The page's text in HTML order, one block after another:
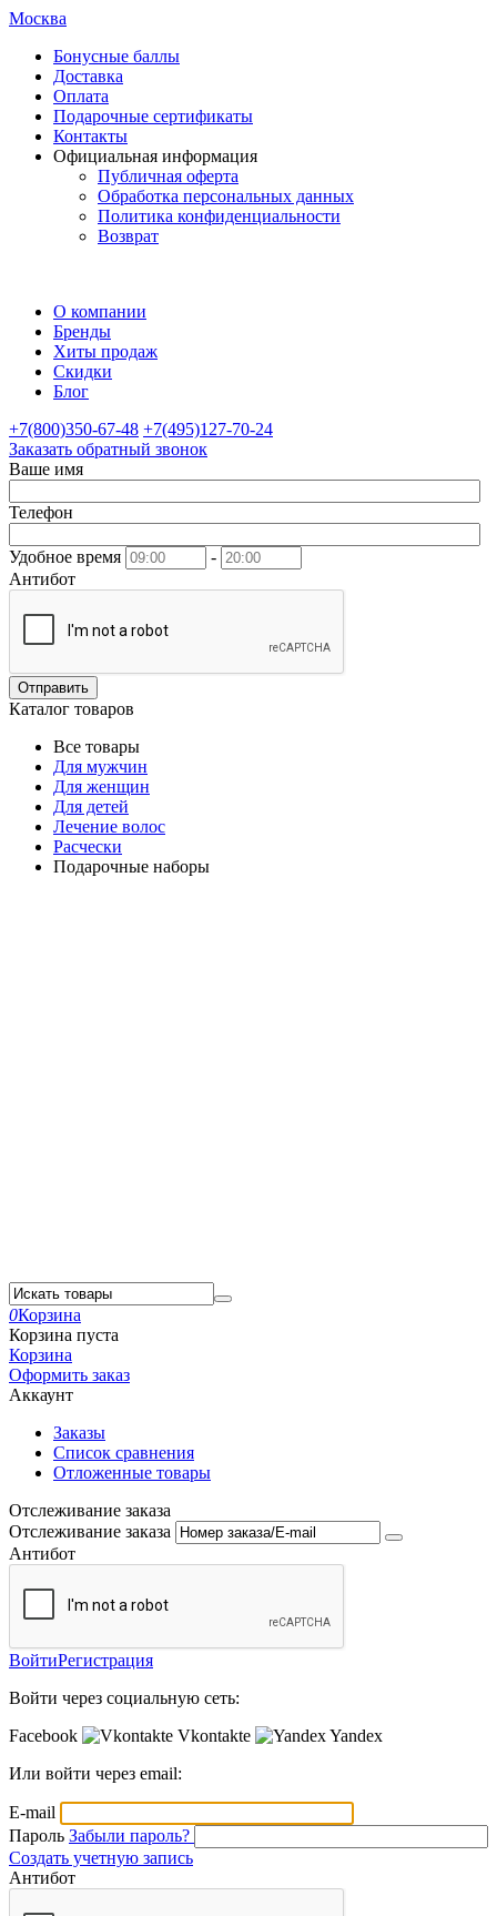
Москва
Бонусные баллы
Доставка
Оплата
Подарочные сертификаты
Контакты
Официальная информация
Публичная оферта
Обработка персональных данных
Политика конфиденциальности
Возврат
О компании
Бренды
Хиты продаж
Скидки
Блог
+7(800)350-67-48 +7(495)127-70-24
Заказать обратный звонок
Ваше имя
Телефон
Удобное время
-
Антибот
Отправить
Каталог товаров
Все товары
Для мужчин
Для женщин
Для детей
Лечение волос
Расчески
Подарочные наборы
0Корзина
Корзина пуста
Корзина
Оформить заказ
Аккаунт
Заказы
Список сравнения
Отложенные товары
Отслеживание заказа
Отслеживание заказа
Антибот
ВойтиРегистрация
Войти через социальную сеть:
Facebook
Vkontakte
Yandex
Или войти через email:
E-mail
Пароль Забыли пароль?
Создать учетную запись
Антибот